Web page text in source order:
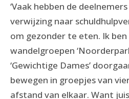
‘Vaak hebben de
verwijzing naar
om gezonder te eten. Ik
wandelgroepen
‘Gewichtige Dames’
bewegen in groepjes van
afstand van elkaar. Want